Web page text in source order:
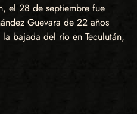
el 28 de septiembre fue
Guevara de 22 años
bajada del río en Teculután,